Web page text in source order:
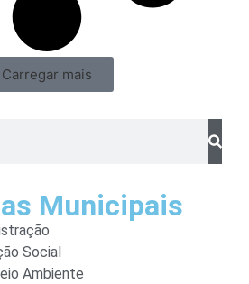
Carregar mais
Municipais
Social
Ambiente